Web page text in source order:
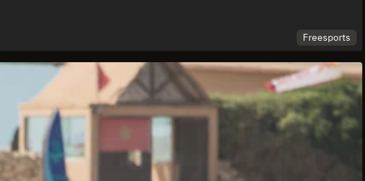
Freesports